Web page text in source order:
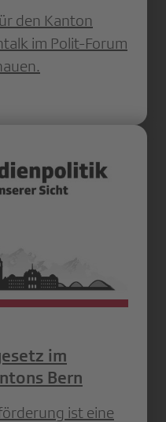
den Kanton
im Polit-Forum
im
Bern
ist eine